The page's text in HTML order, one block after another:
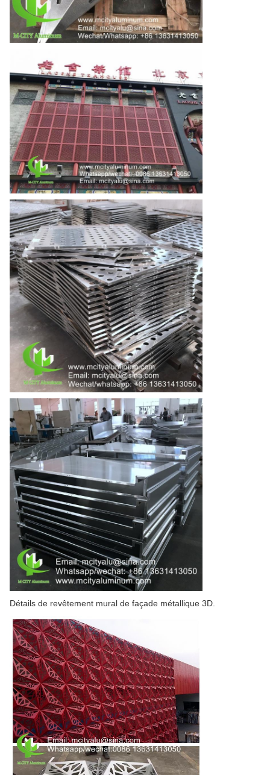
Détails de revêtement mural de façade métallique 3D.